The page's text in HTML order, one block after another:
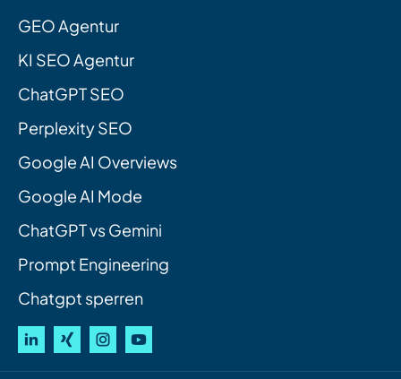
GEO Agentur
KI SEO Agentur
ChatGPT SEO
Perplexity SEO
Google AI Overviews
Google AI Mode
ChatGPT vs Gemini
Prompt Engineering
Chatgpt sperren